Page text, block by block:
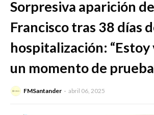
Sorpresiva aparición
Francisco tras 38 días
hospitalización:
un momento de
FMSantander abril 06, 2025